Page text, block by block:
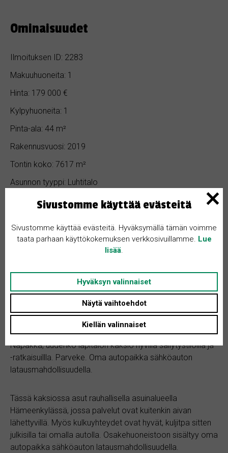
Ominaisuudet
Ilmoituksen ID: 2283
Makuuhuoneita: 1
Hinta: 179 000 €
Kylpyhuoneita: 1
Pinta-ala: 44 m²
Rakennusvuosi: 2019
Tontin koko: 7617 m²
Asunnon tyyppi: Luhtitalo
Huoneita + K: 2
Lattialämmitys osissa huoneita
Kohteen kuvaus
Napakka, uudehko läpitalon kaksio hyvillä säilytystiloilla ja
-ratkaisuillla. Parveke. Oma autopaikka sähköauton
latausmahdollisuudella.
Tässä kaksiossa asut rauhallisella asuinalueella
Hämeenkylässä, jossa palvelut ovat kuitenkin aivan
lähettyvillä. Myös kulkuyhteydet ovat hyvät, kuljitpa sitten
julkisilla tai omalla autolla. Osakehuoneistoon sisältyy oma
autopaikka sähköauton latausmahdollisuudella.
Sivustomme käyttää evästeitä
Sivustomme käyttää evästeitä. Hyväksymällä tämän voimme
taata parhaan käyttökokemuksen verkkosivuillamme. Lue
lisää
Hyväksyn valinnaiset
Näytä vaihtoehdot
Kiellän valinnaiset